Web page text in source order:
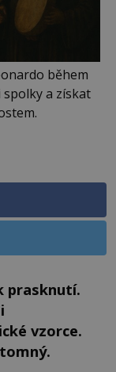
během
a získat
prasknutí.
vzorce.